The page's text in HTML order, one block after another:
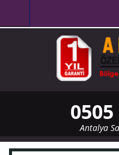
0505
Antalya